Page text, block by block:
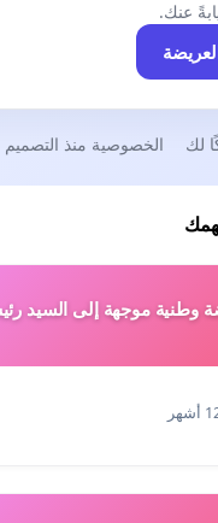
عنك.
لك الخصوصية منذ التصميم
وطنية موجهة إلى السيد